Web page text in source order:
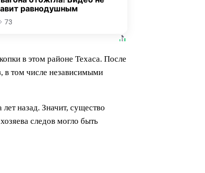
равнодушным
73
в этом районе Техаса. После
в том числе независимыми
назад. Значит, существо
следов могло быть